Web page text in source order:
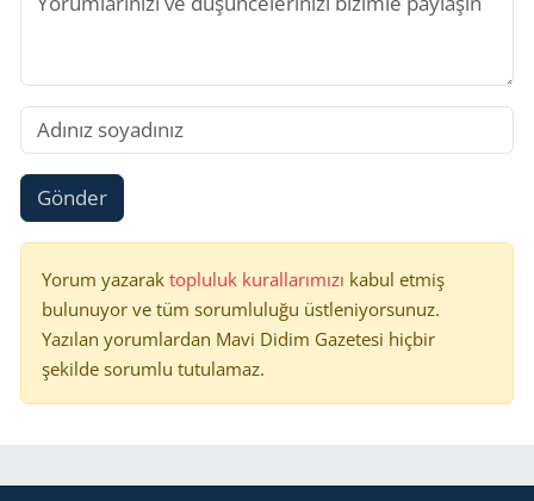
Gönder
Yorum yazarak topluluk kurallarımızı kabul etmiş
bulunuyor ve tüm sorumluluğu üstleniyorsunuz.
Yazılan yorumlardan Mavi Didim Gazetesi hiçbir
şekilde sorumlu tutulamaz.